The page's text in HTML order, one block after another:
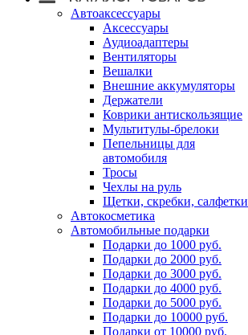
Автоаксессуары
Аксессуары
Аудиоадаптеры
Вентиляторы
Вешалки
Внешние аккумуляторы
Держатели
Коврики антискользящие
Мультитулы-брелоки
Пепельницы для
автомобиля
Тросы
Чехлы на руль
Щетки, скребки, салфетки
Автокосметика
Автомобильные подарки
Подарки до 1000 руб.
Подарки до 2000 руб.
Подарки до 3000 руб.
Подарки до 4000 руб.
Подарки до 5000 руб.
Подарки до 10000 руб.
Подарки от 10000 руб.